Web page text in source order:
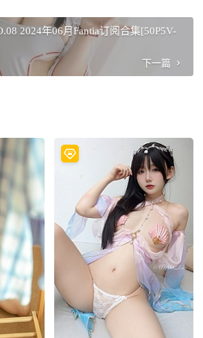
2024年06月Fantia订阅合集[50P5V-
下一篇